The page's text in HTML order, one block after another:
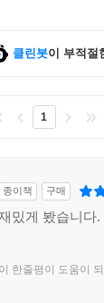
클린봇이 부적절
1
종이책 구매
밌게 봤습니다.
이 한줄평이 도움이